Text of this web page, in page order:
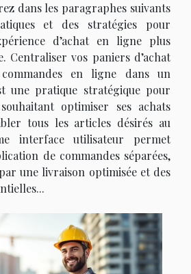
dans les paragraphes suivants
et des stratégies pour
d’achat en ligne plus
Centraliser vos paniers d’achat
en ligne dans un
une pratique stratégique pour
optimiser ses achats
tous les articles désirés au
interface utilisateur permet
de commandes séparées,
une livraison optimisée et des